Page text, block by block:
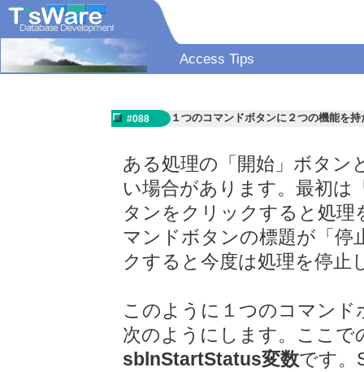
Access Tips
#088 １つのコマンドボタンに２つの機能を
ある処理の「開始」ボタン
い場合があります。最初は
タンをクリックすると処
マンドボタンの標題が「停
クすると今度は処理を停止
このように１つのコマン
次のようにします。ここで
sblnStartStatus変数です。